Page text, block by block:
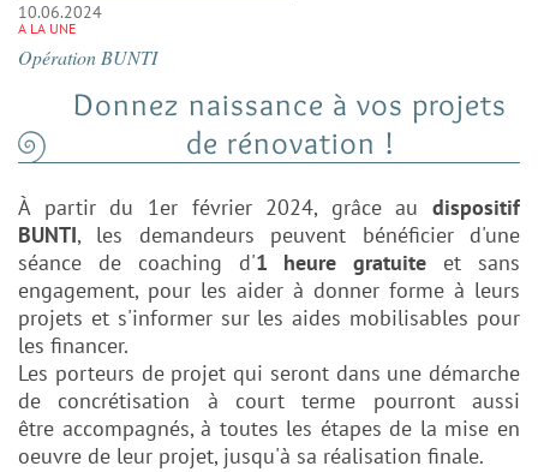
10.06.2024
A LA UNE
Opération BUNTI
Donnez naissance à vos projets
de rénovation !
À partir du 1er février 2024, grâce au dispositif
BUNTI, les demandeurs peuvent bénéficier d'une
séance de coaching d'1 heure gratuite et sans
engagement, pour les aider à donner forme à leurs
projets et s'informer sur les aides mobilisables pour
les financer.
Les porteurs de projet qui seront dans une démarche
de concrétisation à court terme pourront aussi
être accompagnés, à toutes les étapes de la mise en
oeuvre de leur projet, jusqu'à sa réalisation finale.